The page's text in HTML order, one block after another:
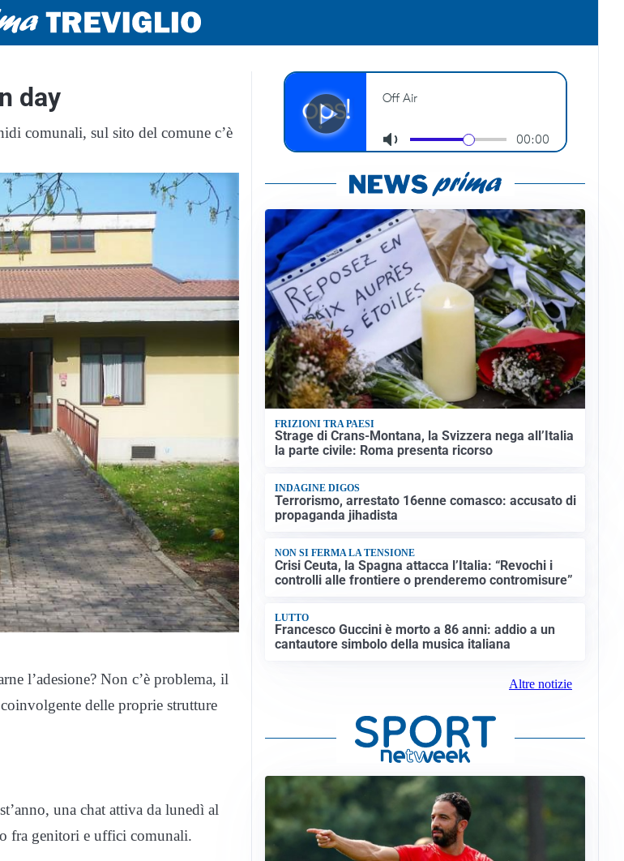
day
comunali, sul sito del comune c’è
l’adesione? Non c’è problema, il
delle proprie strutture
una chat attiva da lunedì al
fra genitori e uffici comunali.
FRIZIONI TRA PAESI
Strage di Crans-Montana, la Svizzera nega all’Italia
la parte civile: Roma presenta ricorso
INDAGINE DIGOS
Terrorismo, arrestato 16enne comasco: accusato di
propaganda jihadista
NON SI FERMA LA TENSIONE
Crisi Ceuta, la Spagna attacca l’Italia: “Revochi i
controlli alle frontiere o prenderemo contromisure”
LUTTO
Francesco Guccini è morto a 86 anni: addio a un
cantautore simbolo della musica italiana
Altre notizie